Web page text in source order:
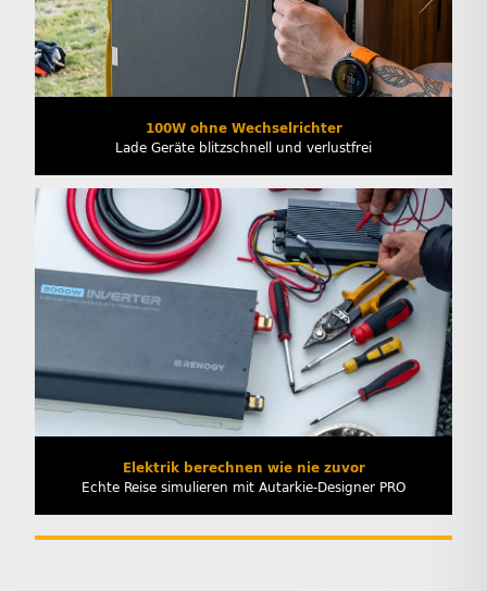
100W ohne Wechselrichter
Lade Geräte blitzschnell und verlustfrei
Elektrik berechnen wie nie zuvor
Echte Reise simulieren mit Autarkie-Designer PRO